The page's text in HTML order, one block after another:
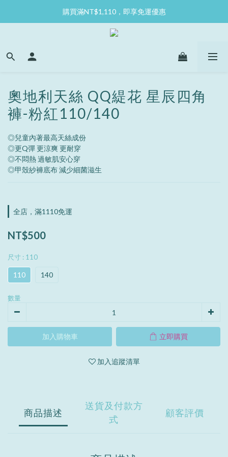
購買滿NT$1,110，即享免運優惠
奧地利天絲 QQ緹花 星辰四角
褲-粉紅110/140
◎兒童內著最高天絲成份
◎更Q彈 更涼爽 更耐穿
◎不悶熱 過敏肌安心穿
◎甲殼紗褲底布 減少細菌滋生
全店，滿1110免運
NT$500
尺寸 : 110
110 140
數量
加入購物車 立即購買
加入追蹤清單
商品描述
送貨及付款方
式
顧客評價